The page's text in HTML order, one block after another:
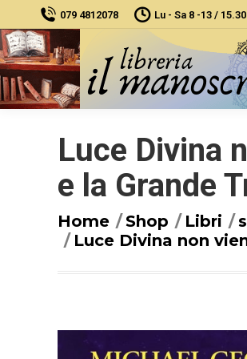
079 4812078 Lu - Sa 8 -13 /
Luce Divina
e la Grande
You are here:
Home Shop Libri
Luce Divina non